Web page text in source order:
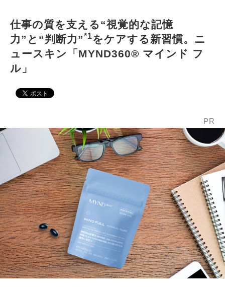
仕事の質を支える“視覚的な記憶
力”と“判断力”*1をケアする新習慣。ニ
ュースキン「MYND360® マインド フ
ル」
PR